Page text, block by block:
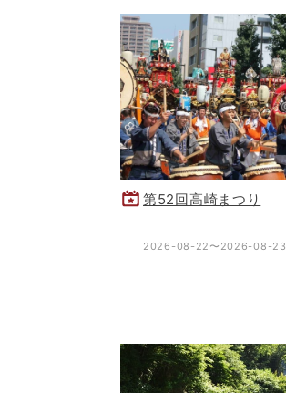
第52回高崎まつり
2026-08-22〜2026-08-23